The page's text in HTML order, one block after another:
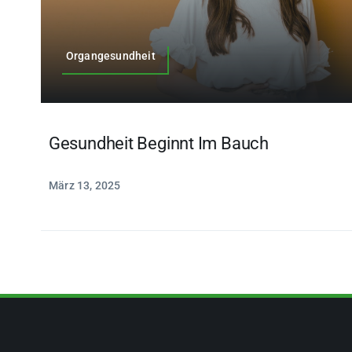
Organgesundheit
Gesundheit Beginnt Im Bauch
März 13, 2025